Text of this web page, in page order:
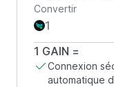
Convertir
1 GAIN =
Connexion
automatique